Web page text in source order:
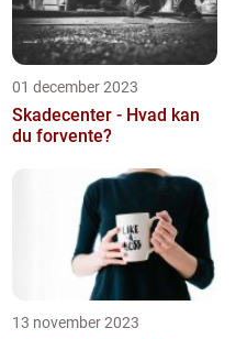
01 december 2023
Skadecenter - Hvad kan
du forvente?
13 november 2023